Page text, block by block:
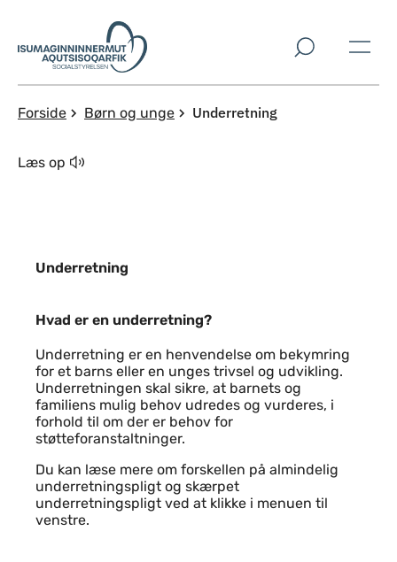
Spring til indholdssektion
Forside Børn og unge Underretning
Læs op
Underretning
Hvad er en underretning?
Hvad er en underretning?
Underretning er en henvendelse om bekymring
for et barns eller en unges trivsel og udvikling.
Underretningen skal sikre, at barnets og
familiens mulig behov udredes og vurderes, i
forhold til om der er behov for
støtteforanstaltninger.
Du kan læse mere om forskellen på almindelig
underretningspligt og skærpet
underretningspligt ved at klikke i menuen til
venstre.